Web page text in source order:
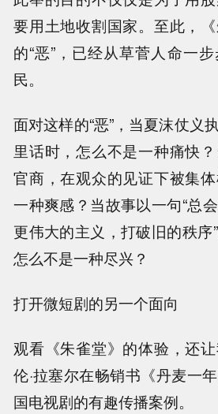
要用土地收割国家。至此，
的“恶”，已经从草菅人命一
民。
面对这样的“恶”，当夏沫仗义
里话时，怎么不是一种痛快
官商，在观众的见证下被集
一种爽感？当故事以一句“总
更伟大的主义，打破旧的秩序
怎么不是一种尽兴？
打开微短剧的另一个面向
观看《朱雀堂》的体验，还
伦·拉塞尔在畅销书《丹麦一
国电视剧的有趣传播案例。